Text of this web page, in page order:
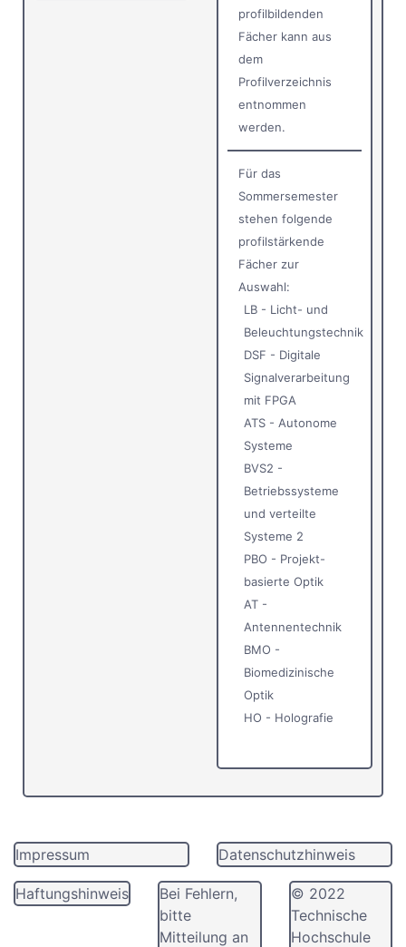
profilbildenden
Fächer kann aus
dem
Profilverzeichnis
entnommen
werden.
Für das
Sommersemester
stehen folgende
profilstärkende
Fächer zur
Auswahl:
LB - Licht- und
Beleuchtungstechnik
DSF - Digitale
Signalverarbeitung
mit FPGA
ATS - Autonome
Systeme
BVS2 -
Betriebssysteme
und verteilte
Systeme 2
PBO - Projekt-
basierte Optik
AT -
Antennentechnik
BMO -
Biomedizinische
Optik
HO - Holografie
Impressum Datenschutzhinweis
Haftungshinweis
Bei Fehlern,
bitte
Mitteilung an
© 2022
Technische
Hochschule